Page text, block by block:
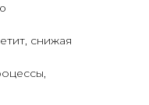
снижая